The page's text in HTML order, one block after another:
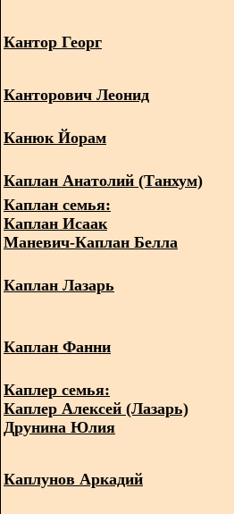
Кантор Георг
Канторович Леонид
Канюк Йорам
Каплан Анатолий (Танхум)
Каплан семья:
Каплан Исаак
Маневич-Каплан Белла
Каплан Лазарь
Каплан Фанни
Каплер семья:
Каплер Алексей (Лазарь)
Друнина Юлия
Каплунов Аркадий